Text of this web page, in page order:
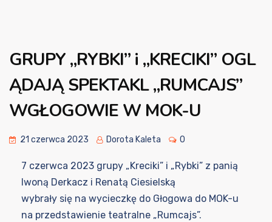
GRUPY „RYBKI” i „KRECIKI” OGL
ĄDAJĄ SPEKTAKL „RUMCAJS”
WGŁOGOWIE W MOK-U
21 czerwca 2023 Dorota Kaleta 0
7 czerwca 2023 grupy „Kreciki” i „Rybki” z panią
Iwoną Derkacz i Renatą Ciesielską
wybrały się na wycieczkę do Głogowa do MOK-u
na przedstawienie teatralne „Rumcajs”.